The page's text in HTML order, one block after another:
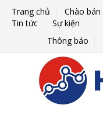
Trang chủ Chào bán
Tin tức
Sự kiện
Thông báo